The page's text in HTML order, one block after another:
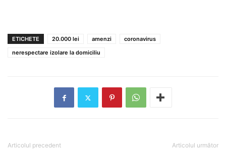
ETICHETE 20.000 lei amenzi
coronavirus
nerespectare izolare la domiciliu
Articolul precedent Articolul următor